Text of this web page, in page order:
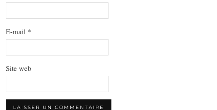
E-mail *
Site web